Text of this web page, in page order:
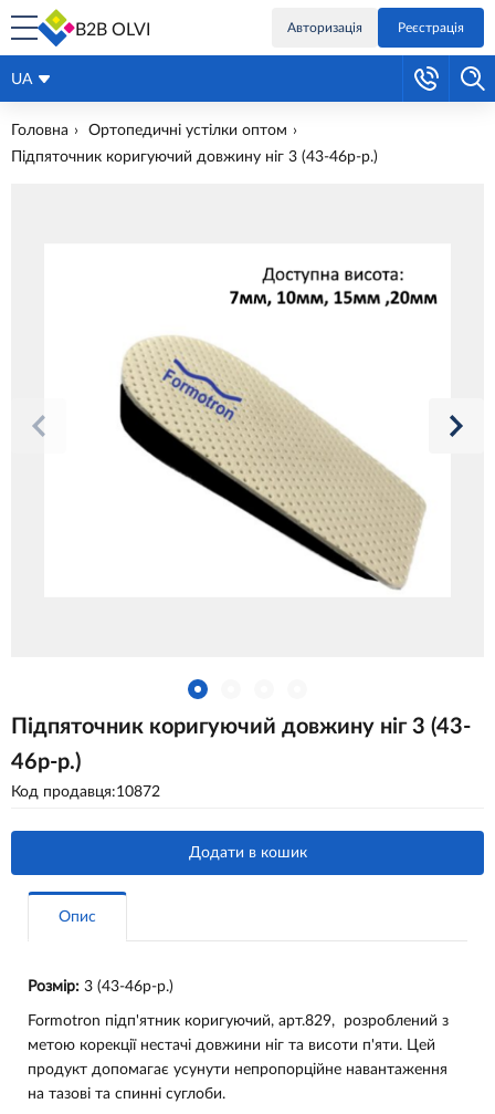
B2B OLVI Авторизація Реєстрація
UA
Головна
Ортопедичні устілки оптом
Підпяточник коригуючий довжину ніг 3 (43-46р-р.)
Підпяточник коригуючий довжину ніг 3 (43-
46р-р.)
Код продавця:10872
Додати в кошик
Опис
Розмір: 3 (43-46р-р.)
Formotron підп'ятник коригуючий, арт.829, розроблений з
метою корекції нестачі довжини ніг та висоти п'яти. Цей
продукт допомагає усунути непропорційне навантаження
на тазові та спинні суглоби.